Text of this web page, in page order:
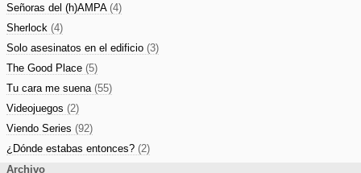
Señoras del (h)AMPA (4)
Sherlock (4)
Solo asesinatos en el edificio (3)
The Good Place (5)
Tu cara me suena (55)
Videojuegos (2)
Viendo Series (92)
¿Dónde estabas entonces? (2)
Archivo